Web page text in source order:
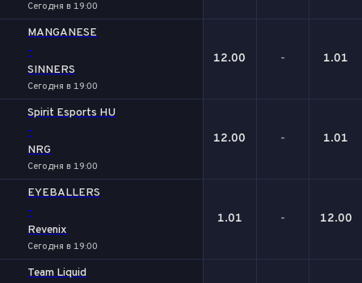
Сегодня в 19:00
MANGANESE
-
SINNERS
Сегодня в 19:00
12.00 - 1.01
Spirit Esports HU
-
NRG
Сегодня в 19:00
12.00 - 1.01
EYEBALLERS
-
Revenix
Сегодня в 19:00
1.01 - 12.00
Team Liquid